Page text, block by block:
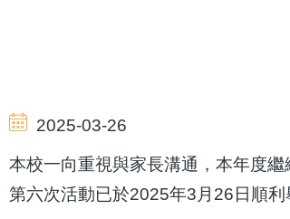
2025-03-26
本校一向重視與家長溝通，本年度
第六次活動已於2025年3月26日順利